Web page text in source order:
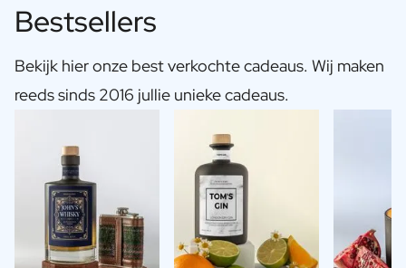
Bestsellers
Bekijk hier onze best verkochte cadeaus. Wij maken
reeds sinds 2016 jullie unieke cadeaus.